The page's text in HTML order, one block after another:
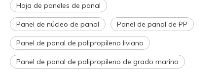
Hoja de paneles de panal
Panel de núcleo de panal Panel de panal de PP
Panel de panal de polipropileno liviano
Panel de panal de polipropileno de grado marino